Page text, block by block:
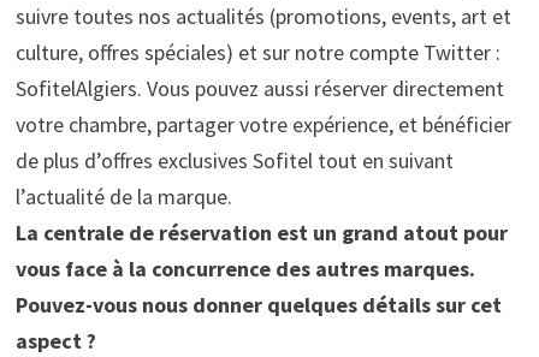
suivre toutes nos actualités (promotions, events, art et
culture, offres spéciales) et sur notre compte Twitter :
SofitelAlgiers. Vous pouvez aussi réserver directement
votre chambre, partager votre expérience, et bénéficier
de plus d’offres exclusives Sofitel tout en suivant
l’actualité de la marque.
La centrale de réservation est un grand atout pour
vous face à la concurrence des autres marques.
Pouvez-vous nous donner quelques détails sur cet
aspect ?